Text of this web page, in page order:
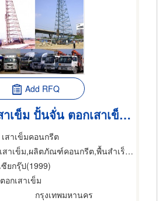
Add RFQ
บริการตอกเสาเข็ม ปั้นจั่น ตอกเสาเข็มคอนกรีต เสาเข็ม
สาเข็มคอนกรีต
าเข็ม,ผลิตภัณฑ์คอนกรีต,พื้นสำเร็จรูป (คอนกรีตเสริมเหล็กและอัดแรง)
ซียกรุ๊ป(1999)
อกเสาเข็ม
กรุงเทพมหานคร